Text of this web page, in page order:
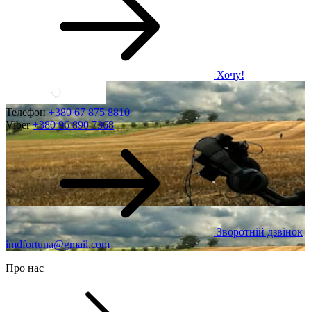
Хочу!
Телефон+380 67 875 8810
Viber+380 96 890 7368
Зворотній дзвінок
imdfortuna@gmail.com
Про нас